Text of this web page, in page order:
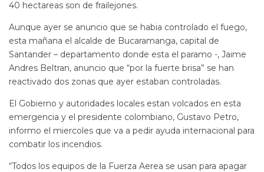
40 hectareas son de frailejones.
Aunque ayer se anuncio que se habia controlado el fuego,
esta mañana el alcalde de Bucaramanga, capital de
Santander – departamento donde esta el paramo -, Jaime
Andres Beltran, anuncio que “por la fuerte brisa” se han
reactivado dos zonas que ayer estaban controladas.
El Gobierno y autoridades locales estan volcados en esta
emergencia y el presidente colombiano, Gustavo Petro,
informo el miercoles que va a pedir ayuda internacional para
combatir los incendios.
“Todos los equipos de la Fuerza Aerea se usan para apagar